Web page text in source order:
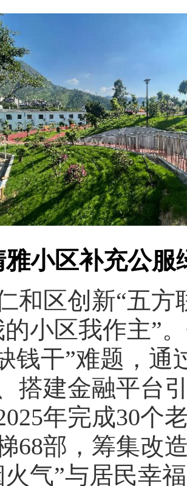
雅小区补充公服
区创新“五方联
的小区我作主”
钱干”难题，
搭建金融平台
年完成30个
68部，筹集改
火气”与居民幸